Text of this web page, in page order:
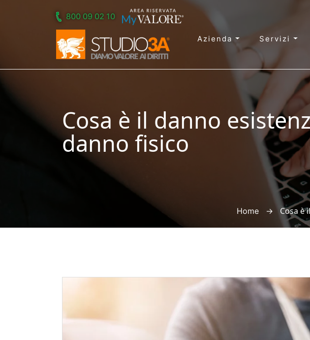
800 09 02 10
Azienda Servizi
Cosa è il danno
danno fisico
Home →